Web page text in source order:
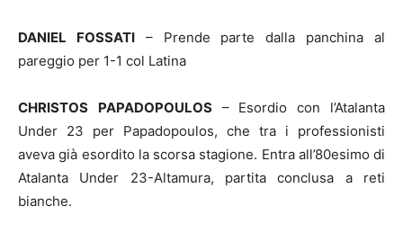
DANIEL FOSSATI– Prende parte dalla panchina al
pareggio per 1-1 col Latina
CHRISTOS PAPADOPOULOS– Esordio con l’Atalanta
Under 23 per Papadopoulos, che tra i professionisti
aveva già esordito la scorsa stagione. Entra all’80esimo di
Atalanta Under 23-Altamura, partita conclusa a reti
bianche.